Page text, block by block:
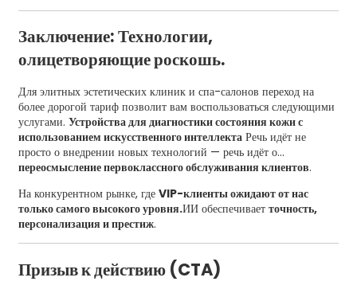
Заключение: Технологии,
олицетворяющие роскошь.
Для элитных эстетических клиник и спа-салонов переход на
более дорогой тариф позволит вам воспользоваться следующими
услугами. Устройства для диагностики состояния кожи с
использованием искусственного интеллектаРечь идёт не
просто о внедрении новых технологий — речь идёт о...
переосмысление первоклассного обслуживания клиентов.
На конкурентном рынке, где VIP-клиенты ожидают от нас
только самого высокого уровня.ИИ обеспечивает точность,
персонализация и престиж.
Призыв к действию (CTA)